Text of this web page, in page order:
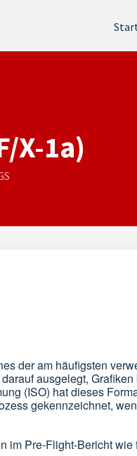
X-1a)
der am häufigsten
ausgelegt,
(ISO) hat dieses
gekennzeichnet,
im Pre-Flight-Bericht